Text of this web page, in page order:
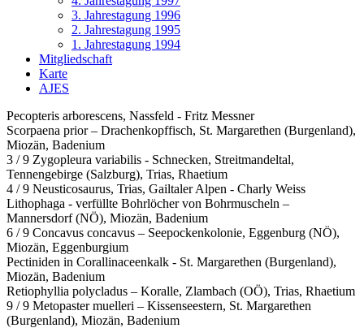
3. Jahrestagung 1996
2. Jahrestagung 1995
1. Jahrestagung 1994
Mitgliedschaft
Karte
AJES
Pecopteris arborescens, Nassfeld - Fritz Messner
Scorpaena prior – Drachenkopffisch, St. Margarethen (Burgenland),
Miozän, Badenium
3 / 9 Zygopleura variabilis - Schnecken, Streitmandeltal,
Tennengebirge (Salzburg), Trias, Rhaetium
4 / 9 Neusticosaurus, Trias, Gailtaler Alpen - Charly Weiss
Lithophaga - verfüllte Bohrlöcher von Bohrmuscheln –
Mannersdorf (NÖ), Miozän, Badenium
6 / 9 Concavus concavus – Seepockenkolonie, Eggenburg (NÖ),
Miozän, Eggenburgium
Pectiniden in Corallinaceenkalk - St. Margarethen (Burgenland),
Miozän, Badenium
Retiophyllia polycladus – Koralle, Zlambach (OÖ), Trias, Rhaetium
9 / 9 Metopaster muelleri – Kissenseestern, St. Margarethen
(Burgenland), Miozän, Badenium